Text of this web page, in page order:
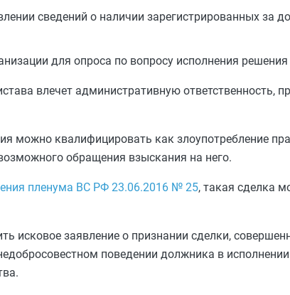
сведений о наличии зарегистрированных
для опроса по вопросу исполнения решения
влечет административную ответственность,
можно квалифицировать как злоупотребление
обращения взыскания на него.
пленума ВС РФ 23.06.2016 № 25, такая сделка
исковое заявление о признании сделки,
поведении должника в